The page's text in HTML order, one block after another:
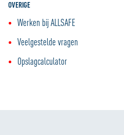
OVERIGE
Werken bij ALLSAFE
Veelgestelde vragen
Opslagcalculator